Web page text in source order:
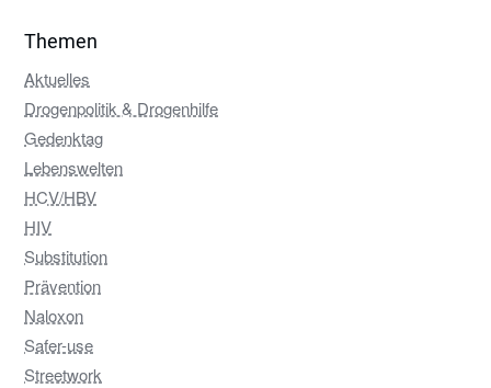
Themen
Aktuelles
Drogenpolitik & Drogenhilfe
Gedenktag
Lebenswelten
HCV/HBV
HIV
Substitution
Prävention
Naloxon
Safer-use
Streetwork